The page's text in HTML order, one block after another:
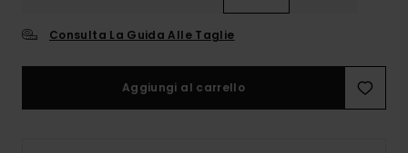
Consulta La Guida Alle Taglie
Aggiungi al carrello